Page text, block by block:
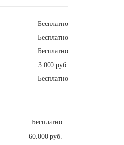
Бесплатно
Бесплатно
Бесплатно
3.000 руб.
Бесплатно
Бесплатно
60.000 руб.